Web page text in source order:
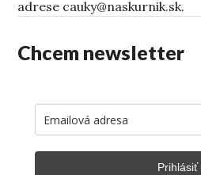
adrese cauky@naskurnik.sk.
Chcem newsletter
Prihlásiť